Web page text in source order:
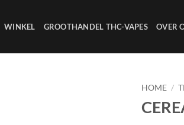
WINKEL GROOTHANDEL THC-VAPES OVER
HOME /